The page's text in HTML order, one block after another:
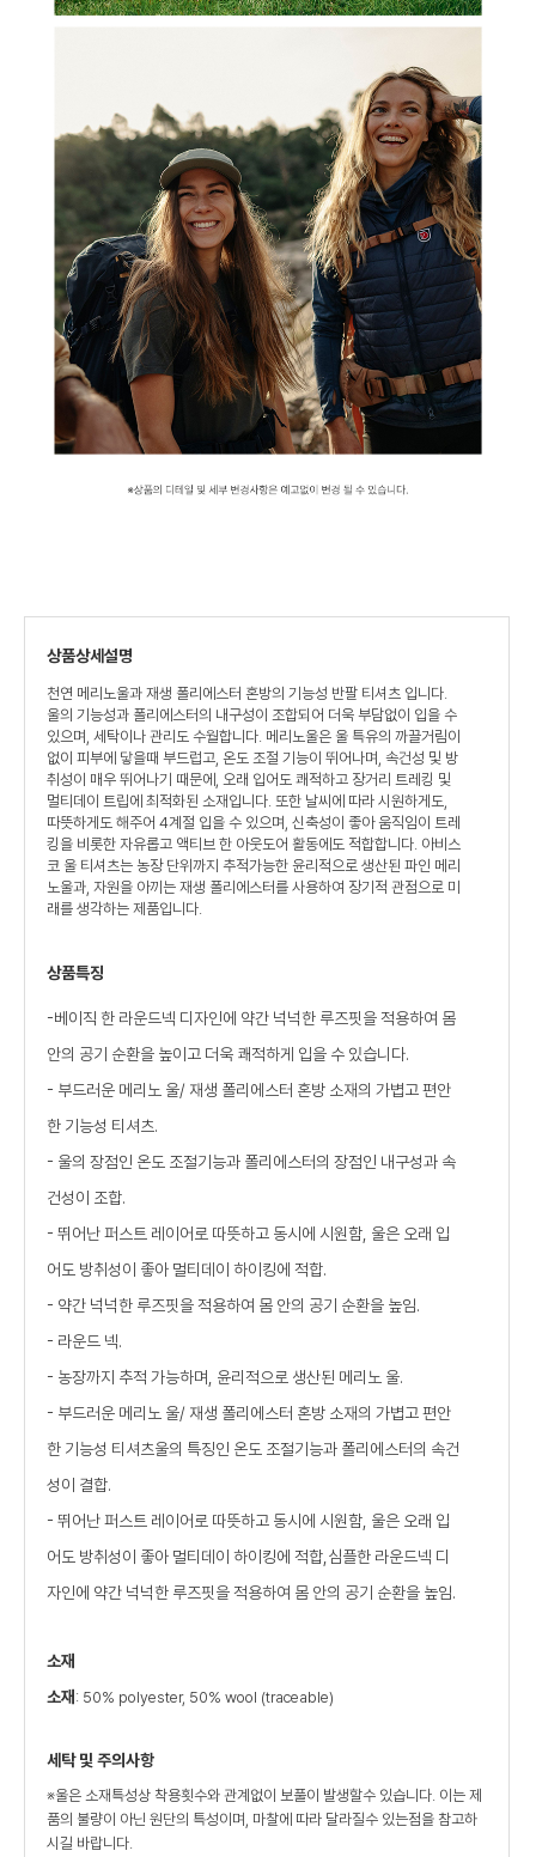
상품상세설명
천연 메리노울과 재생 폴리에스터 혼방의 기능성 반팔 티셔츠 입니다.
울의 기능성과 폴리에스터의 내구성이 조합되어 더욱 부담없이 입을 수
있으며, 세탁이나 관리도 수월합니다. 메리노울은 울 특유의 까끌거림이
없이 피부에 닿을때 부드럽고, 온도 조절 기능이 뛰어나며, 속건성 및 방
취성이 매우 뛰어나기 때문에, 오래 입어도 쾌적하고 장거리 트레킹 및
멀티데이 트립에 최적화된 소재입니다. 또한 날씨에 따라 시원하게도,
따뜻하게도 해주어 4계절 입을 수 있으며, 신축성이 좋아 움직임이 트레
킹을 비롯한 자유롭고 액티브 한 아웃도어 활동에도 적합합니다. 아비스
코 울 티셔츠는 농장 단위까지 추적가능한 윤리적으로 생산된 파인 메리
노울과, 자원을 아끼는 재생 폴리에스터를 사용하여 장기적 관점으로 미
래를 생각하는 제품입니다.
상품특징
-베이직 한 라운드넥 디자인에 약간 넉넉한 루즈핏을 적용하여 몸
안의 공기 순환을 높이고 더욱 쾌적하게 입을 수 있습니다.
- 부드러운 메리노 울/ 재생 폴리에스터 혼방 소재의 가볍고 편안
한 기능성 티셔츠.
- 울의 장점인 온도 조절기능과 폴리에스터의 장점인 내구성과 속
건성이 조합.
- 뛰어난 퍼스트 레이어로 따뜻하고 동시에 시원함, 울은 오래 입
어도 방취성이 좋아 멀티데이 하이킹에 적합.
- 약간 넉넉한 루즈핏을 적용하여 몸 안의 공기 순환을 높임.
- 라운드 넥.
- 농장까지 추적 가능하며, 윤리적으로 생산된 메리노 울.
- 부드러운 메리노 울/ 재생 폴리에스터 혼방 소재의 가볍고 편안
한 기능성 티셔츠울의 특징인 온도 조절기능과 폴리에스터의 속건
성이 결합.
- 뛰어난 퍼스트 레이어로 따뜻하고 동시에 시원함, 울은 오래 입
어도 방취성이 좋아 멀티데이 하이킹에 적합,심플한 라운드넥 디
자인에 약간 넉넉한 루즈핏을 적용하여 몸 안의 공기 순환을 높임.
소재
소재 : 50% polyester, 50% wool (traceable)
세탁 및 주의사항
※울은 소재특성상 착용횟수와 관계없이 보풀이 발생할수 있습니다. 이는 제
품의 불량이 아닌 원단의 특성이며, 마찰에 따라 달라질수 있는점을 참고하
시길 바랍니다.